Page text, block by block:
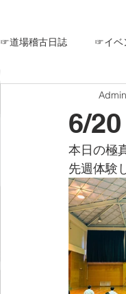
☞道場稽古日誌 ☞イベ
6/
Admin
本日の極
先週体験